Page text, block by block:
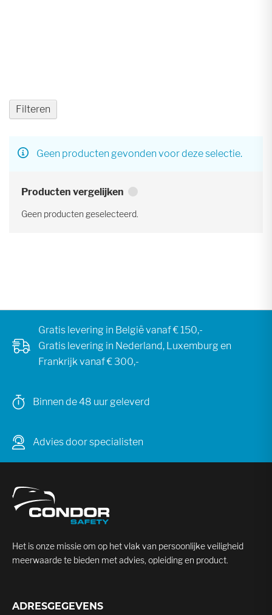
Geen producten gevonden voor deze selectie.
Filteren
Producten vergelijken
Geen producten geselecteerd.
Gratis levering in België vanaf € 150,-
Gratis levering in Nederland, Luxemburg en
Frankrijk vanaf € 300,-
Binnen de 48 uur geleverd
Advies door specialisten
Het is onze missie om op het vlak van persoonlijke veiligheid
meerwaarde te bieden met advies, opleiding en product.
ADRESGEGEVENS